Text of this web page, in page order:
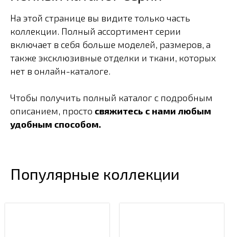
На этой странице вы видите только часть
коллекции. Полный ассортимент серии
включает в себя больше моделей, размеров, а
также эксклюзивные отделки и ткани, которых
нет в онлайн-каталоге.
Чтобы получить полный каталог с подробным
описанием, просто свяжитесь с нами любым
удобным способом.
Популярные коллекции